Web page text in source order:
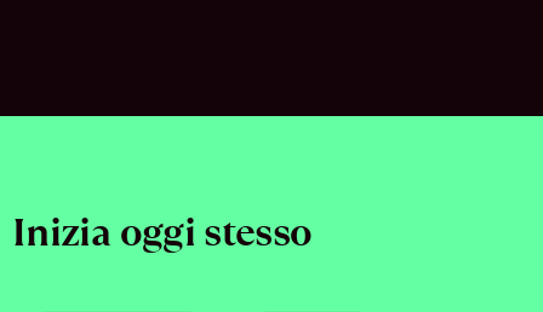
Inizia oggi stesso